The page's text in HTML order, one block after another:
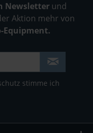
Newsletter und
Aktion mehr von
Equipment.
stimme ich